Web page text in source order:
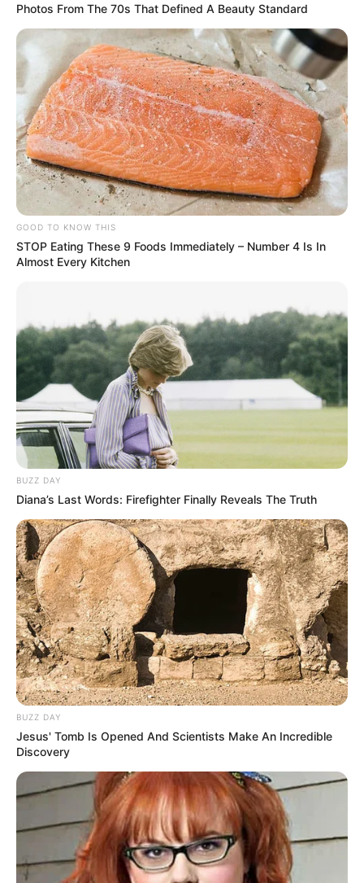
Photos From The 70s That Defined A Beauty Standard
GOOD TO KNOW THIS
STOP Eating These 9 Foods Immediately – Number 4 Is In
Almost Every Kitchen
BUZZ DAY
Diana’s Last Words: Firefighter Finally Reveals The Truth
BUZZ DAY
Jesus' Tomb Is Opened And Scientists Make An Incredible
Discovery